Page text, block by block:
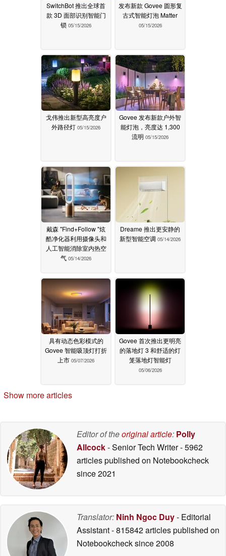
SwitchBot 推出全球首
款 3D 面部识别智能门
锁 05/15/2026
发布新款 Govee 圆形复
古式智能灯泡 Matter
05/15/2026
戈伟推出新型高亮度户
外路径灯 05/15/2026
Govee 发布新款户外智
能灯泡，亮度达 1,300
流明 05/15/2026
戴森 "Find+Follow "炫
酷净化器利用摄像头和
人工智能消除室内热空
气 05/14/2026
Dreame 推出更安静的
新型智能空调 05/14/2026
具有动态色彩模式的
Govee 智能吸顶灯打折
上市 05/07/2026
Govee 首次推出更明亮
的落地灯 3 和舒适的灯
笼落地灯智能灯
05/06/2026
Show more articles
Editor of theoriginal article: Polly
Allcock- Senior Tech Writer- 5962
articles published on Notebookcheck
since 2021
Translator: Ninh Ngoc Duy- Editorial
Assistant- 815842 articles published on
Notebookchecksince 2008